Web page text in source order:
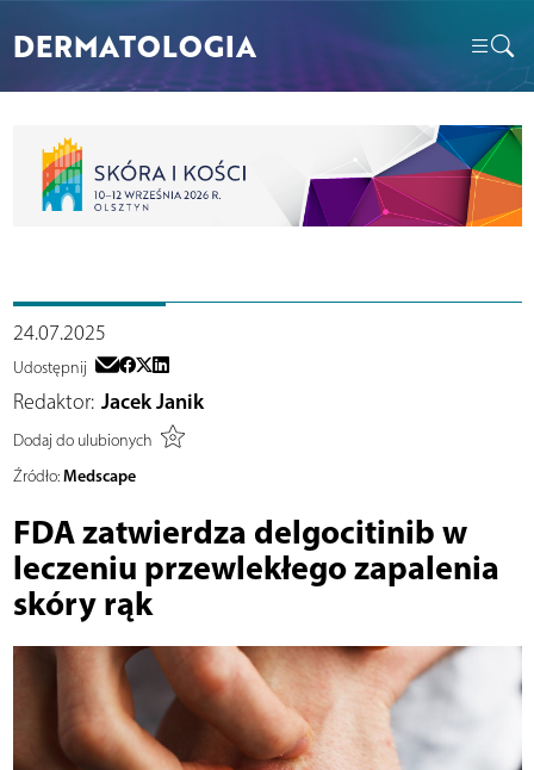
DERMATOLOGIA
24.07.2025
Udostępnij
Redaktor: Jacek Janik
Dodaj do ulubionych
Źródło: Medscape
FDA zatwierdza delgocitinib w
leczeniu przewlekłego zapalenia
skóry rąk